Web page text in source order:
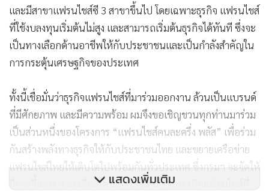
และมีสาขาแฟรนไชส์ซี 3 สาขาขึ้นไป โดยเฉพาะธุรกิจ แฟรนไชส์
ที่ใช้งบลงทุนเริ่มต้นไม่สูง และสามารถเริ่มต้นธุรกิจได้ทันที ซึ่งจะ
เป็นทางเลือกด้านอาชีพให้กับประชาชนและเป็นกำลังสำคัญใน
การกระตุ้นเศรษฐกิจของประเทศ
ทั้งนี้เชื่อมั่นว่าธุรกิจแฟรนไชส์ที่มาร่วมออกงาน ล้วนเป็นแบรนด์
ที่มีศักยภาพ และมีความพร้อม ผมจึงขอเชิญชวนทุกท่านมาร่วม
เป็นส่วนหนึ่งของโครงการ “แฟรนไชส์คนละครึ่ง พลัส” เพื่อร่วม
กันสร้างพลังทางธุรกิจให้กับประชาชนไทย และขยายเครือข่าย
แฟรนไชส์ไทยให้เติบโตไปพร้อมกันทั่วประเทศ ซึ่งกรมฯ จะจัดให้
มีการชี้แจงรายละเอียดโครงการฯ แก่เจ้าของธุรกิจแฟรนไชส์ที่
แสดงเพิ่มเติม